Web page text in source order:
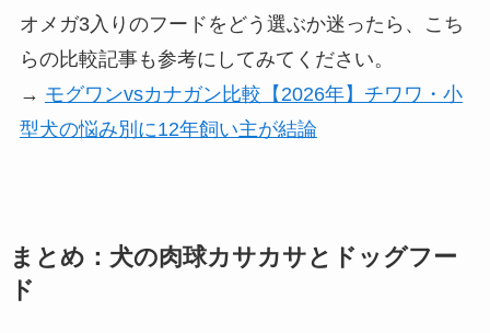
オメガ3入りのフードをどう選ぶか迷ったら、こち
らの比較記事も参考にしてみてください。
→ モグワンvsカナガン比較【2026年】チワワ・小
型犬の悩み別に12年飼い主が結論
まとめ：犬の肉球カサカサとドッグフー
ド